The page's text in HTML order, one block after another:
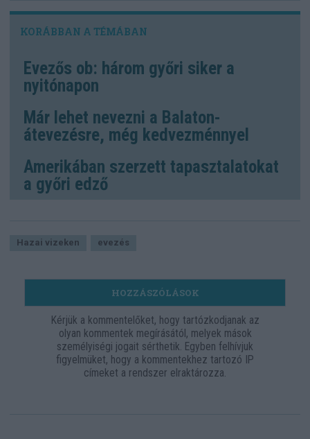
Evezős ob: három győri siker a
nyitónapon
Már lehet nevezni a Balaton-
átevezésre, még kedvezménnyel
Amerikában szerzett tapasztalatokat
a győri edző
Hazai vizeken evezés
HOZZÁSZÓLÁSOK
Kérjük a kommentelőket, hogy tartózkodjanak az
olyan kommentek megírásától, melyek mások
személyiségi jogait sérthetik. Egyben felhívjuk
figyelmüket, hogy a kommentekhez tartozó IP
címeket a rendszer elraktározza.